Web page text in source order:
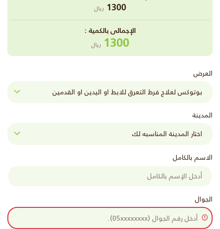
العرض
المدينة
الاسم بالكامل
الجوال
1300 ريال
اﻹجمالى بالكمية :
1300 ريال